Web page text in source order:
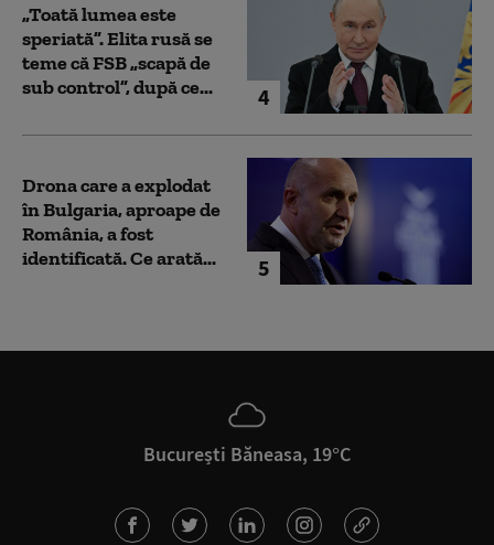
4
„Toată lumea este
speriată”. Elita rusă se
teme că FSB „scapă de
sub control”, după ce...
5
Drona care a explodat
în Bulgaria, aproape de
România, a fost
identificată. Ce arată...
București Băneasa, 19°C